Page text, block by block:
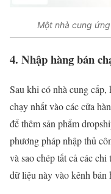
Một nhà cung
4. Nhập hàng bán
Sau khi có nhà cung cấp,
chạy nhất vào các cửa
để thêm sản phẩm
phương pháp nhập thủ
và sao chép tất cả các
dữ liệu này vào kênh bán